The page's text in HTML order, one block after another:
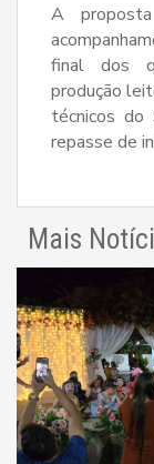
A
final dos
produção
técnicos do
repasse de
Mais